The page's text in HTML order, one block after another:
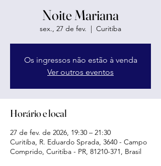
Noite Mariana
sex., 27 de fev.
  |
Curitiba
Os ingressos não estão à venda
Ver outros eventos
Horário e local
27 de fev. de 2026, 19:30 – 21:30
Curitiba, R. Eduardo Sprada, 3640 - Campo
Comprido, Curitiba - PR, 81210-371, Brasil